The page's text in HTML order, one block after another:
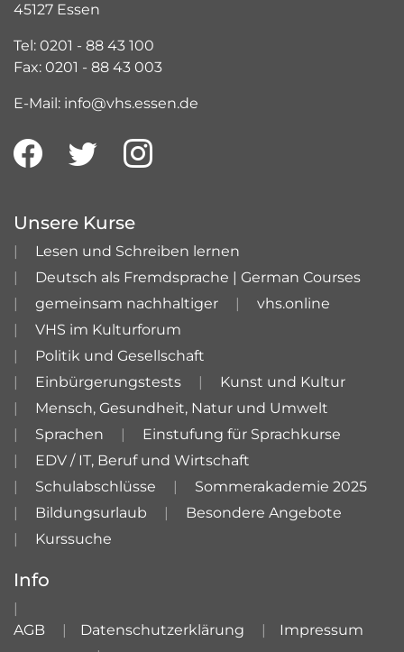
45127 Essen
Tel: 0201 - 88 43 100
Fax: 0201 - 88 43 003
E-Mail: info@vhs.essen.de
Unsere Kurse
Lesen und Schreiben lernen
Deutsch als Fremdsprache | German Courses
gemeinsam nachhaltiger
vhs.online
VHS im Kulturforum
Politik und Gesellschaft
Einbürgerungstests
Kunst und Kultur
Mensch, Gesundheit, Natur und Umwelt
Sprachen
Einstufung für Sprachkurse
EDV / IT, Beruf und Wirtschaft
Schulabschlüsse
Sommerakademie 2025
Bildungsurlaub
Besondere Angebote
Kurssuche
Info
AGB Datenschutzerklärung Impressum